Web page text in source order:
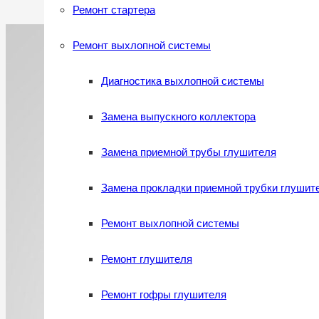
Ремонт стартера
Ремонт выхлопной системы
Диагностика выхлопной системы
Замена выпускного коллектора
Замена приемной трубы глушителя
Замена прокладки приемной трубки
Ремонт выхлопной системы
Ремонт глушителя
Ремонт гофры глушителя